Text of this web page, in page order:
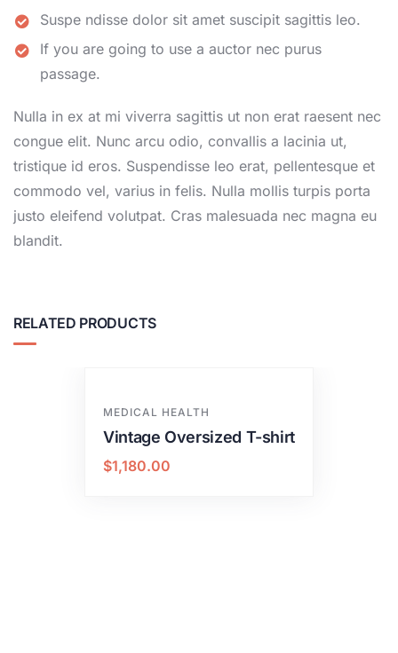
Suspe ndisse dolor sit amet suscipit sagittis leo.
If you are going to use a auctor nec purus
passage.
Nulla in ex at mi viverra sagittis ut non erat raesent nec
congue elit. Nunc arcu odio, convallis a lacinia ut,
tristique id eros. Suspendisse leo erat, pellentesque et
commodo vel, varius in felis. Nulla mollis turpis porta
justo eleifend volutpat. Cras malesuada nec magna eu
blandit.
RELATED PRODUCTS
MEDICAL HEALTH
Vintage Oversized T-shirt
$1,180.00